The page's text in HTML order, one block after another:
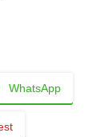
WhatsApp